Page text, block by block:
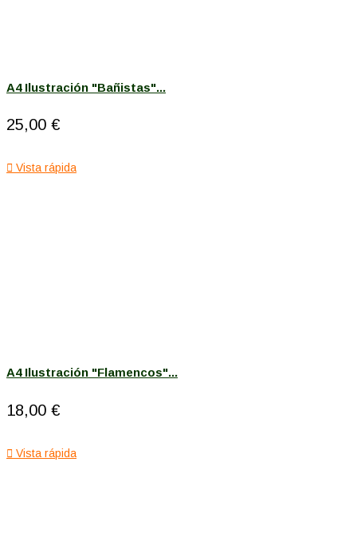
A4 Ilustración "Bañistas"...
25,00 €
 Vista rápida
A4 Ilustración "Flamencos"...
18,00 €
 Vista rápida